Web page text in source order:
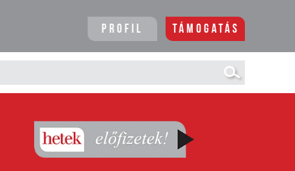
Profil Támogatás